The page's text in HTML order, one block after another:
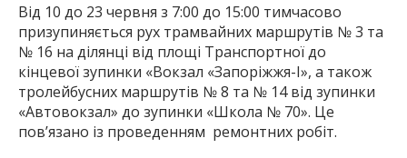
Від 10 до 23 червня з 7:00 до 15:00 тимчасово
призупиняється рух трамвайних маршрутів № 3 та
№ 16 на ділянці від площі Транспортної до
кінцевої зупинки «Вокзал «Запоріжжя-І», а також
тролейбусних маршрутів № 8 та № 14 від зупинки
«Автовокзал» до зупинки «Школа № 70». Це
пов’язано із проведенням ремонтних робіт.